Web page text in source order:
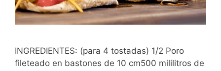
INGREDIENTES: (para 4 tostadas) 1/2 Poro
fileteado en bastones de 10 cm500 mililitros de